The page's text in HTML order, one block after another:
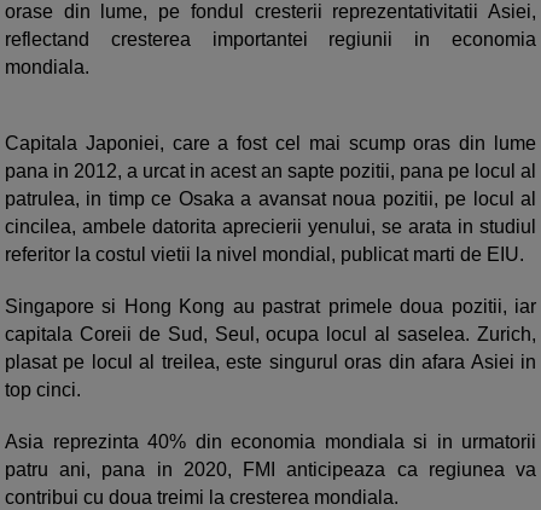
orase din lume, pe fondul cresterii reprezentativitatii Asiei,
reflectand cresterea importantei regiunii in economia
mondiala.
Capitala Japoniei, care a fost cel mai scump oras din lume
pana in 2012, a urcat in acest an sapte pozitii, pana pe locul al
patrulea, in timp ce Osaka a avansat noua pozitii, pe locul al
cincilea, ambele datorita aprecierii yenului, se arata in studiul
referitor la costul vietii la nivel mondial, publicat marti de EIU.
Singapore si Hong Kong au pastrat primele doua pozitii, iar
capitala Coreii de Sud, Seul, ocupa locul al saselea. Zurich,
plasat pe locul al treilea, este singurul oras din afara Asiei in
top cinci.
Asia reprezinta 40% din economia mondiala si in urmatorii
patru ani, pana in 2020, FMI anticipeaza ca regiunea va
contribui cu doua treimi la cresterea mondiala.